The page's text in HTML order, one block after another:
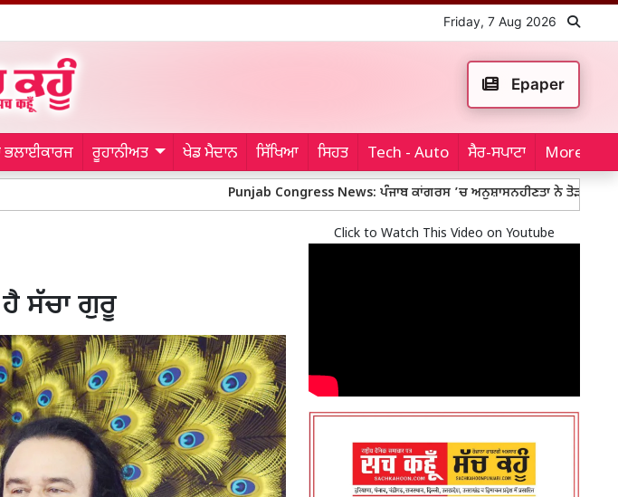
Friday, 7 Aug 2026
Epaper
ਭਲਾਈਕਾਰਜ ਰੂਹਾਨੀਅਤ ਖੇਡ ਮੈਦਾਨ ਸਿੱਖਿਆ ਸਿਹਤ Tech - Auto ਸੈਰ-ਸਪਾਟਾ More...
Punjab Congress News: ਪੰਜਾਬ ਕਾਂਗਰਸ ’ਚ ਅਨੁਸ਼ਾਸਨਹੀਣਤਾ ਨੇ ਤੋੜੀਆਂ ਹੱਦਾਂ, ਇੰਚਾਰਜ਼
ਸੱਚਾ ਗੁਰੂ
Click to Watch This Video on Youtube